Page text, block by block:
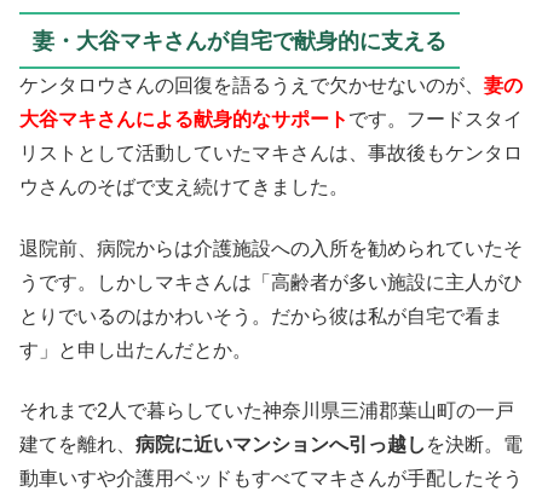
妻・大谷マキさんが自宅で献身的に支える
ケンタロウさんの回復を語るうえで欠かせないのが、 妻の
大谷マキさんによる献身的なサポート です。フードスタイ
リストとして活動していたマキさんは、事故後もケンタロ
ウさんのそばで支え続けてきました。
退院前、病院からは介護施設への入所を勧められていたそ
うです。しかしマキさんは「高齢者が多い施設に主人がひ
とりでいるのはかわいそう。だから彼は私が自宅で看ま
す」と申し出たんだとか。
それまで2人で暮らしていた神奈川県三浦郡葉山町の一戸
建てを離れ、 病院に近いマンションへ引っ越し を決断。電
動車いすや介護用ベッドもすべてマキさんが手配したそう